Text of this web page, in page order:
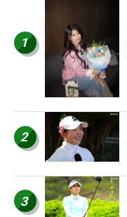
1
2
3